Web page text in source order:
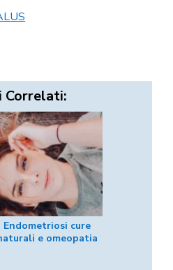
Endometriosi cure
e omeopatia